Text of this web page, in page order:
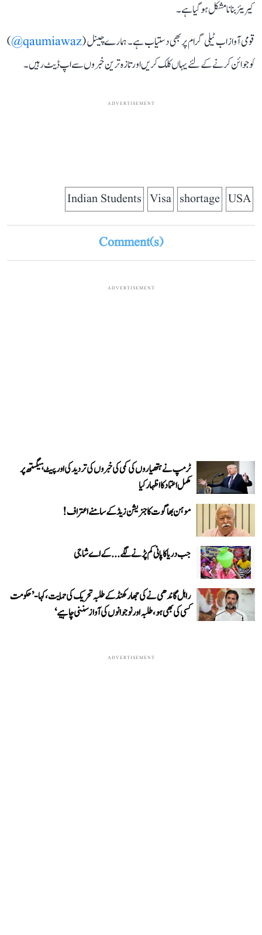
کیریئر بنانا مشکل ہو گیا ہے۔
قومی آواز اب ٹیلی گرام پر بھی دستیاب ہے۔ ہمارے چینل (qaumiawaz@
)
کو جوائن کرنے کے لئے یہاں کلک کریں اور تازہ ترین خبروں سے اپ ڈیٹ رہیں۔
ADVERTISEMENT
USA
shortage
Visa
Indian Students
Comment(s)
ADVERTISEMENT
ٹرمپ نے ہتھیاروں کی کمی کی خبروں کی تردید کی اور پیٹ ہیگستھ پر
مکمل اعتماد کا اظہار کیا
موہن بھاگوت کا جنریشن زیڈ کے سامنے اعتراف!
جب دریا کا پانی کم پڑنے لگے...کے اے شاجی
راہل گاندھی نے کی جھارکھنڈ کے طلبہ تحریک کی حمایت، کہا- ’حکومت
کسی کی بھی ہو، طلبہ اور نوجوانوں کی آواز سننی چاہیے‘
ADVERTISEMENT